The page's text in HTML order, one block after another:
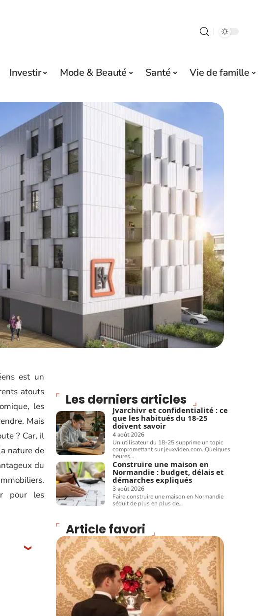
Investir Mode & Beauté Santé Vie de famille
est un
atouts
les
Mais
? Car, il
nature de
du
pour les
Les derniers articles
Jvarchivr et confidentialité : ce
que les habitués du 18-25
doivent savoir
4 août 2026
Un utilisateur du 18-25 supprime un topic
compromettant sur jeuxvideo.com. Quelques
heures…
Construire une maison en
Normandie : budget, délais et
démarches expliqués
3 août 2026
Faire construire une maison en Normandie
séduit de plus en plus de…
Article favori